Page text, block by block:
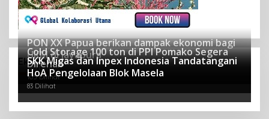
Ekonomi
PON XX Papua berikan dampak ekonomi bagi
UKM di Jayapura
120 Dilihat
Cold Storage 100 ton di PPI Pomako Segera
Direhab
105 Dilihat
SKK Migas dan Inpex Indonesia Tandatangani
HoA Pengelolaan Blok Masela
83 Dilihat